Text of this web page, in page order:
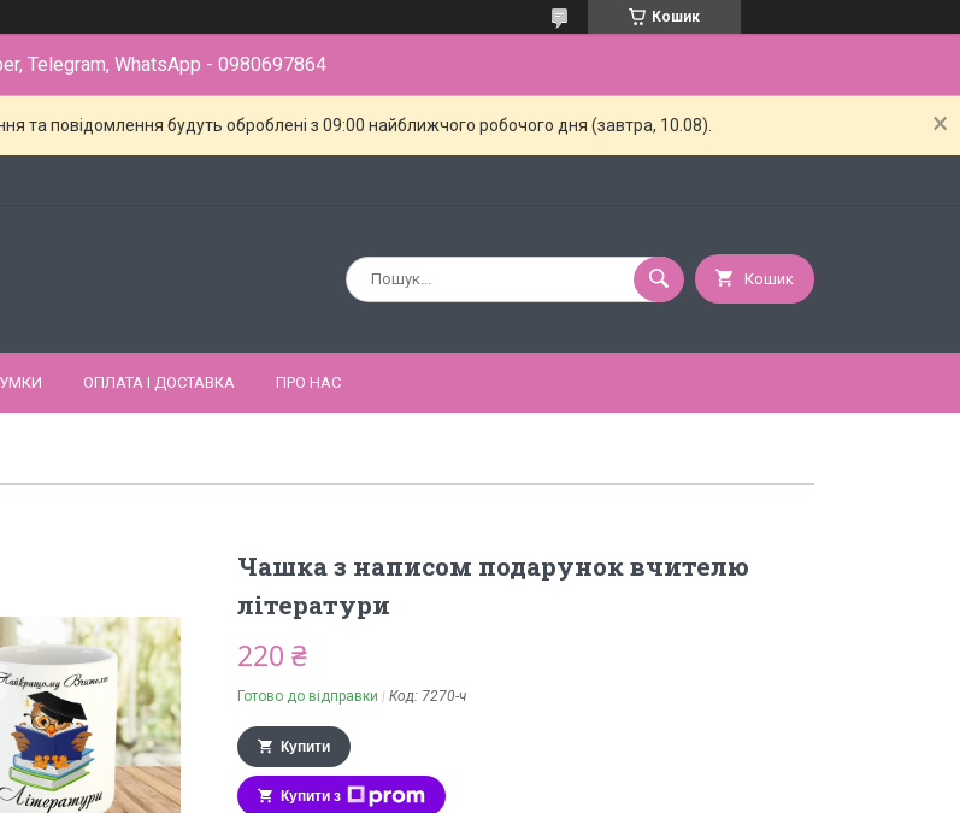
Кошик
Telegram, WhatsApp - 0980697864
та повідомлення будуть оброблені з 09:00 найближчого робочого дня (завтра, 10.08).
Кошик
ОПЛАТА І ДОСТАВКА ПРО НАС
Чашка з написом подарунок вчителю
літератури
220 ₴
Готово до відправки Код: 7270-ч
Купити
Купити з